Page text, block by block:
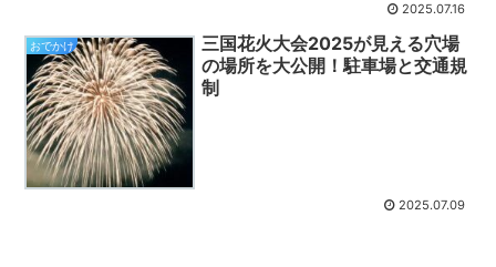
2025.07.16
おでかけ
三国花火大会2025が見える穴場
の場所を大公開！駐車場と交通規
制
2025.07.09